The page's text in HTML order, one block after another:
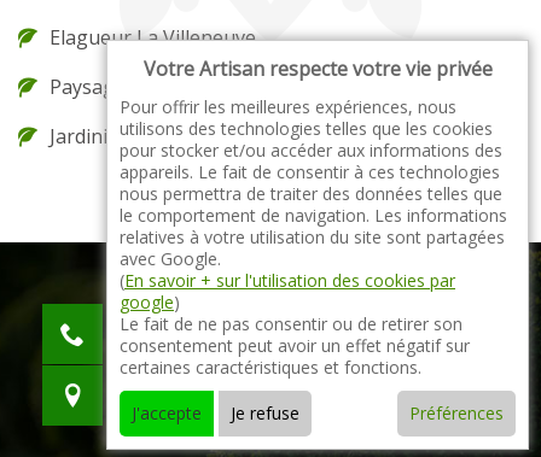
Elagueur La Villeneuve
Paysagiste La Villeneuve
Jardinier La Villeneuve
indisponible
indisponible
indisponible
Votre Artisan respecte votre vie privée
Pour offrir les meilleures expériences, nous
utilisons des technologies telles que les cookies
pour stocker et/ou accéder aux informations des
appareils. Le fait de consentir à ces technologies
nous permettra de traiter des données telles que
le comportement de navigation. Les informations
relatives à votre utilisation du site sont partagées
avec Google.
(En savoir + sur l'utilisation des cookies par
google)
Le fait de ne pas consentir ou de retirer son
consentement peut avoir un effet négatif sur
certaines caractéristiques et fonctions.
J'accepte
Je refuse Préférences